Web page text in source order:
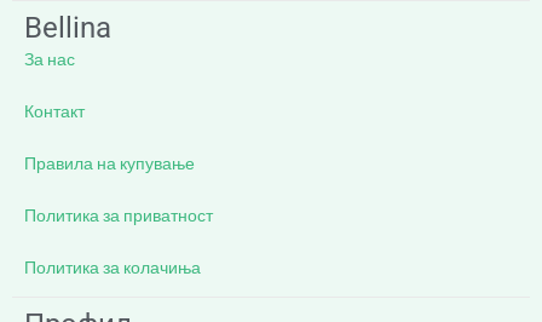
Bellina
За нас
Контакт
Правила на купување
Политика за приватност
Политика за колачиња